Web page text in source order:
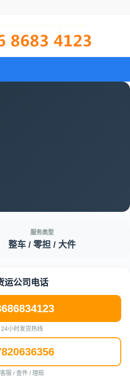
服务类型
整车 / 零担 / 大件
运公司电话
24小时发货热线
客服 / 查件 / 理赔